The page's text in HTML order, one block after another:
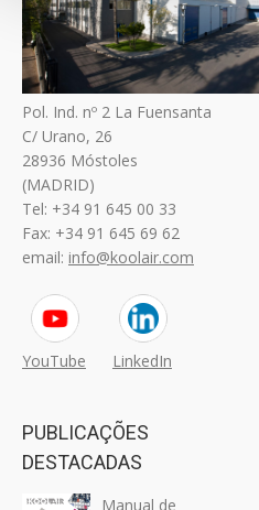
Pol. Ind. nº 2 La Fuensanta
C/ Urano, 26
28936 Móstoles
(MADRID)
Tel: +34 91 645 00 33
Fax: +34 91 645 69 62
email: info@koolair.com
YouTube LinkedIn
PUBLICAÇÕES
DESTACADAS
Manual de